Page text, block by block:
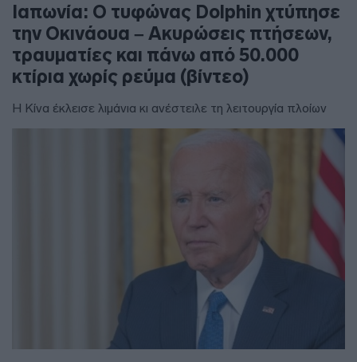
Ιαπωνία: Ο τυφώνας Dolphin χτύπησε
την Οκινάουα – Ακυρώσεις πτήσεων,
τραυματίες και πάνω από 50.000
κτίρια χωρίς ρεύμα (βίντεο)
Η Κίνα έκλεισε λιμάνια κι ανέστειλε τη λειτουργία πλοίων